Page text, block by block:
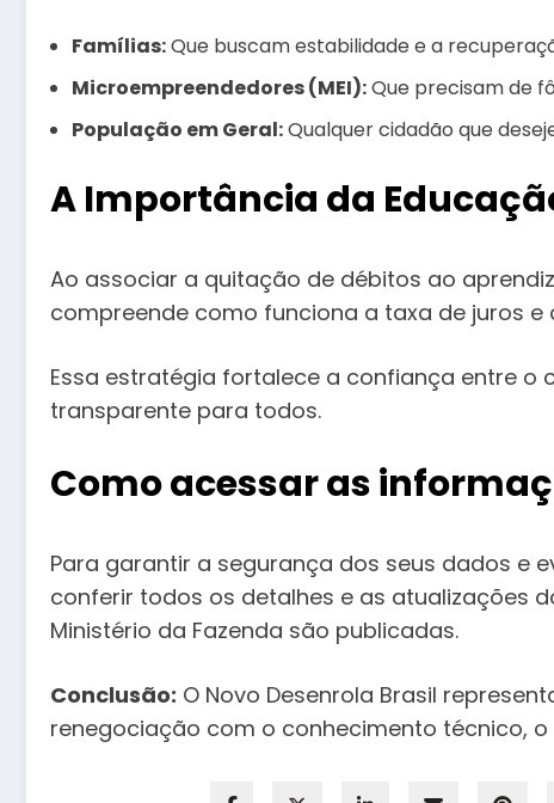
Famílias:Que buscam estabilidade e a
Microempreendedores (MEI):Que precisam de
População em Geral:Qualquer cidadão que
A Importância da
Ao associar a quitação de débitos ao
compreende como funciona a taxa de juros
Essa estratégia fortalece a confiança entre o
transparente para todos.
Como acessar as
Para garantir a segurança dos seus dados e
conferir todos os detalhes e as atualizações
Ministério da Fazenda são publicadas.
Conclusão: O Novo Desenrola Brasil
renegociação com o conhecimento técnico,